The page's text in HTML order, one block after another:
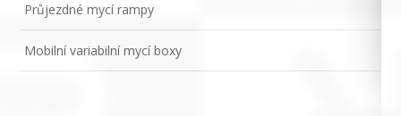
Průjezdné mycí rampy
Mobilní variabilní mycí boxy